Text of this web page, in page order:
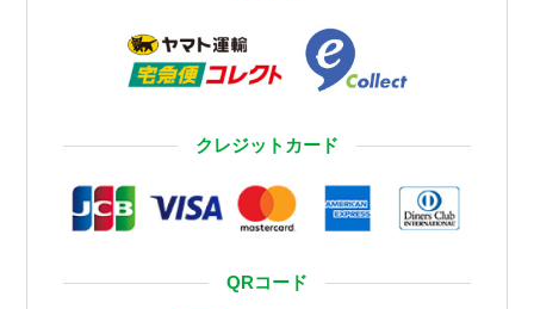
クレジットカード
QRコード